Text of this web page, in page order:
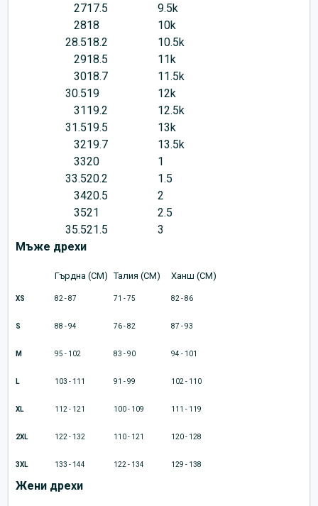
2717.5
9.5k
2818
10k
28.518.2
10.5k
2918.5
11k
3018.7
11.5k
30.519
12k
3119.2
12.5k
31.519.5
13k
3219.7
13.5k
3320
1
33.520.2
1.5
3420.5
2
3521
2.5
35.521.5
3
Мъже дрехи
Гърдна (CM) Талия (CM) Ханш (CM)
XS 82 - 87 71 - 75 82 - 86
S 88 - 94 76 - 82 87 - 93
M 95 - 102 83 - 90 94 - 101
L 103 - 111 91 - 99 102 - 110
XL 112 - 121 100 - 109 111 - 119
2XL 122 - 132 110 - 121 120 - 128
3XL 133 - 144 122 - 134 129 - 138
Жени дрехи